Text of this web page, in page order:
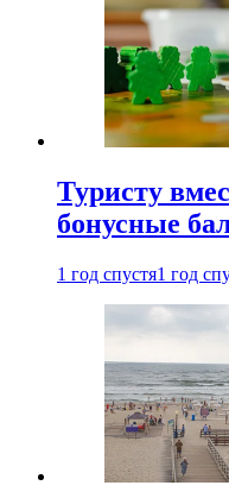
Туристу
бонусные
1 год спустя1 год